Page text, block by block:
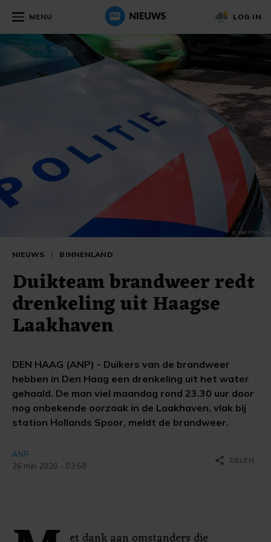
MENU LOG IN
NIEUWS / BINNENLAND
Duikteam brandweer redt
drenkeling uit Haagse
Laakhaven
DEN HAAG (ANP) - Duikers van de brandweer
hebben in Den Haag een drenkeling uit het water
gehaald. De man viel maandag rond 23.30 uur door
nog onbekende oorzaak in de Laakhaven, vlak bij
station Hollands Spoor, meldt de brandweer.
ANP
26 mei 2020 - 03:58
share DELEN